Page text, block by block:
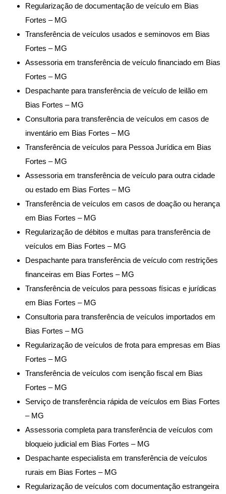
Regularização de documentação de veículo em Bias
Fortes – MG
Transferência de veículos usados e seminovos em Bias
Fortes – MG
Assessoria em transferência de veículo financiado em Bias
Fortes – MG
Despachante para transferência de veículo de leilão em
Bias Fortes – MG
Consultoria para transferência de veículos em casos de
inventário em Bias Fortes – MG
Transferência de veículos para Pessoa Jurídica em Bias
Fortes – MG
Assessoria em transferência de veículo para outra cidade
ou estado em Bias Fortes – MG
Transferência de veículos em casos de doação ou herança
em Bias Fortes – MG
Regularização de débitos e multas para transferência de
veículos em Bias Fortes – MG
Despachante para transferência de veículo com restrições
financeiras em Bias Fortes – MG
Transferência de veículos para pessoas físicas e jurídicas
em Bias Fortes – MG
Consultoria para transferência de veículos importados em
Bias Fortes – MG
Regularização de veículos de frota para empresas em Bias
Fortes – MG
Transferência de veículos com isenção fiscal em Bias
Fortes – MG
Serviço de transferência rápida de veículos em Bias Fortes
– MG
Assessoria completa para transferência de veículos com
bloqueio judicial em Bias Fortes – MG
Despachante especialista em transferência de veículos
rurais em Bias Fortes – MG
Regularização de veículos com documentação estrangeira